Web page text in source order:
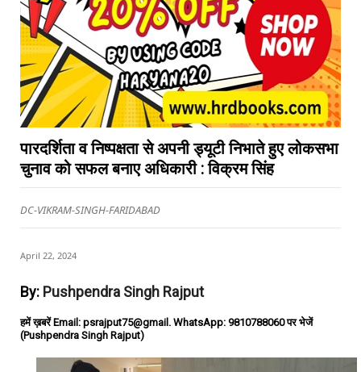
पारदर्शिता व निष्पक्षता से अपनी ड्यूटी निभाते हुए लोकसभा
चुनाव को सफल बनाए अधिकारी : विक्रम सिंह
DC-VIKRAM-SINGH-FARIDABAD
April 22, 2024
By: Pushpendra Singh Rajput
हमें ख़बरें Email: psrajput75@gmail. WhatsApp: 9810788060 पर भेजें
(Pushpendra Singh Rajput)